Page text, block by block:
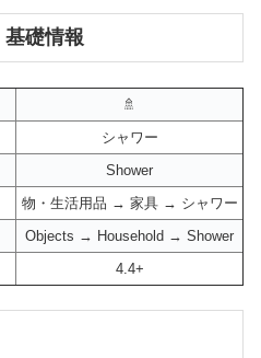
基礎情報
🚿
シャワー
Shower
物・生活用品 → 家具 → シャワー
Objects → Household → Shower
4.4+